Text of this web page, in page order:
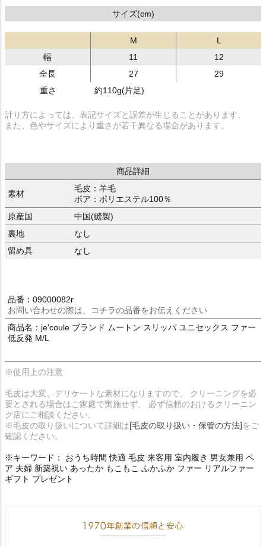
サイズ(cm)
M
L
幅
11
12
全長
27
29
重さ
約110g(片足)
計り方によっては、表記サイズと誤差が生じることがあります。
また、色やサイズにより重さが若干異なる場合があります。
商品詳細
素材
毛皮：羊毛
ボア：ポリエステル100％
原産国
中国(縫製)
裏地
なし
留め具
なし
品番：09000082r
お問い合わせの際は、コチラの品番をお伝えください
商品名：je'coule ブランド ムートン スリッパ ユニセックス ファー
低反発 M/L
※使用上の注意
毛皮は大変、デリケートな素材になりますので、 クリーニングを必
要とされる場合はご家庭で実施せず、 必ず信頼のおけるクリーニン
グ店にご相談ください。
※毛皮の取り扱いについて詳細は[毛皮の取り扱い・保管の方法]をご
確認ください。
※キーワード： おうち時間 快適 毛皮 来客用 室内履き 男女兼用 ペ
ア 夫婦 新築祝い あったか もこもこ ふかふか ファー リアルファー
ギフト プレゼント